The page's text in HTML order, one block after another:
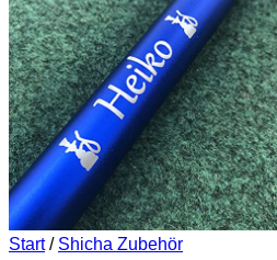
Start / Shicha Zubehör